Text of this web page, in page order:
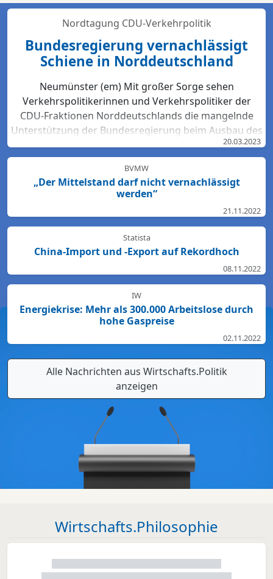
Nordtagung CDU-Verkehrpolitik
Bundesregierung vernachlässigt
Schiene in Norddeutschland
Neumünster (em) Mit großer Sorge sehen
Verkehrspolitikerinnen und Verkehrspolitiker der
CDU-Fraktionen Norddeutschlands die mangelnde
Unterstützung der Bundesregierung beim Ausbau des
Bahn-Netzes. Hartmut Bodeit, mobilitätspolitischer
Sprecher der bremischen CDUBürgerschaftsfraktion,
betont: „Die neuesten Bewertungen der DB Netz AG
lassen keinen Zweifel: Das Schienennetz ist in der
nirgendwo sonst in Deutschland. Für den Start des
Deutschlandtick...
20.03.2023
BVMW
„Der Mittelstand darf nicht vernachlässigt
werden“
21.11.2022
Statista
China-Import und -Export auf Rekordhoch
08.11.2022
IW
Energiekrise: Mehr als 300.000 Arbeitslose durch
hohe Gaspreise
02.11.2022
Alle Nachrichten aus Wirtschafts.Politik
anzeigen
Wirtschafts.Philosophie